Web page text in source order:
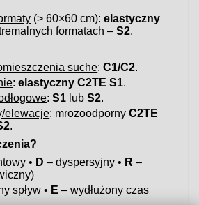
(> 60×60 cm):elastyczny
formatach –S2.
suche:C1/C2.
:elastyczny C2TE S1.
:S1 lubS2.
elewacje: mrozoodpornyC2TE
.
• D – dyspersyjny • R –
spływ • E – wydłużony czas